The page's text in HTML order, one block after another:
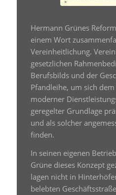
Hermann Grünes
einem Wort
Vereinheitlichung.
gesetzlichen
Berufsbilds und der
Pfandleihe, um sich
moderner
geregelter Grundlage
und als solcher
finden.
In seinen eigenen
Grüne dieses Konzept
lagen nicht in
belebten